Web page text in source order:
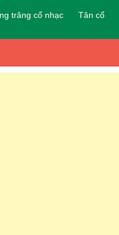
trăng cổ nhạc Tân cổ